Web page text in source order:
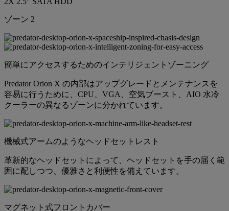
ゾーン 2
簡単にアクセスするためのインテリジェントゾーニング
Predator Orion X の内部はアップグレードとメンテナンスを
容易に行うために、CPU、VGA、空気ブースト、AIO 水冷
クーラーの異なるゾーンに分かれています。
機械式アームのようなヘッドセットレスト
革新的なヘッドセットによって、ヘッドセットを手の届く範
囲に配しつつ、優雅さと利便性を備えています。
マグネット式フロントカバー